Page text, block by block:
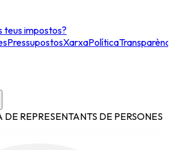
teus impostos?
PressupostosXarxaPolítica
REPRESENTANTS DE PERSONES